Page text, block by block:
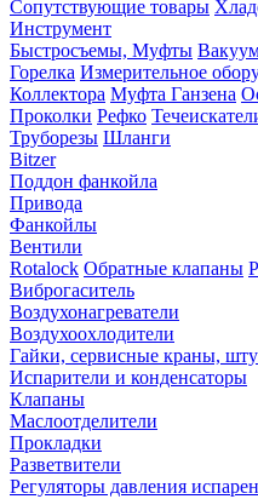
Сопутствующие товары
Инструмент
Быстросъемы, Муфты
Горелка Измерительное
Коллектора Муфта Ганзена
Проколки Рефко
Труборезы Шланги
Bitzer
Поддон фанкойла
Привода
Фанкойлы
Вентили
Rotalock Обратные клапаны
Виброгаситель
Воздухонагреватели
Воздухоохлодители
Гайки, сервисные краны,
Испарители и конденсаторы
Клапаны
Маслоотделители
Прокладки
Разветвители
Регуляторы давления